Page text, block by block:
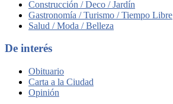
Construcción / Deco / Jardín
Gastronomía / Turismo / Tiempo Libre
Salud / Moda / Belleza
De interés
Obituario
Carta a la Ciudad
Opinión